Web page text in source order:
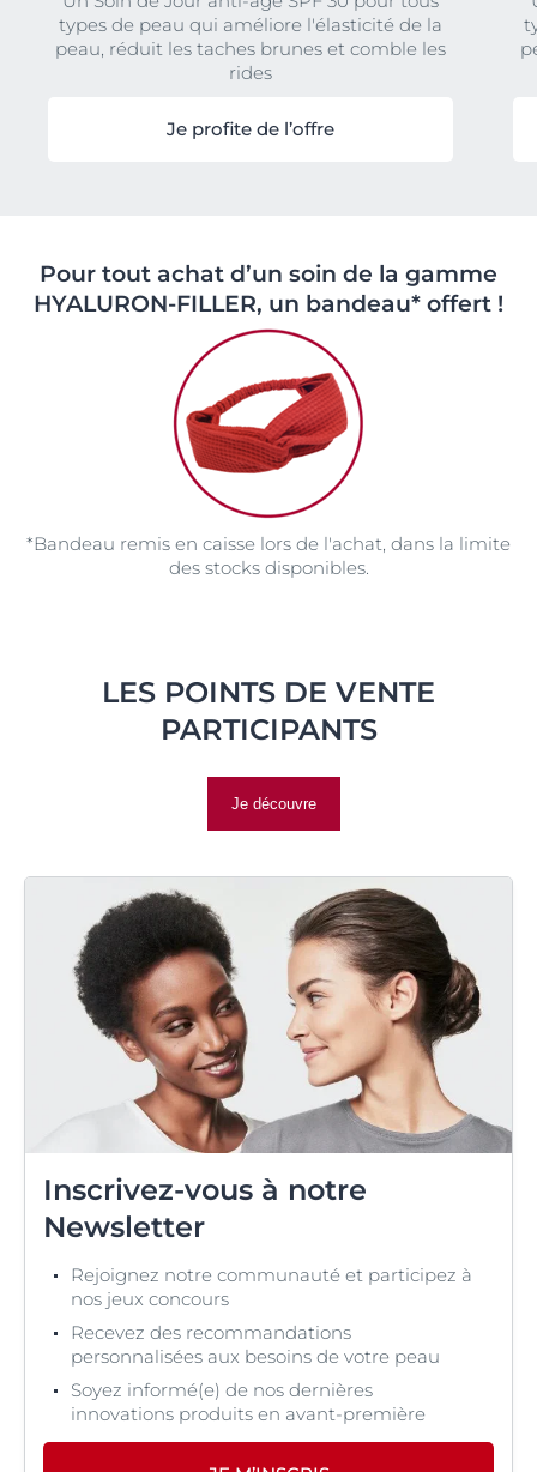
types de peau qui améliore l'élasticité de la
peau, réduit les taches brunes et comble les
rides
Je profite de l’offre
Pour tout achat d’un soin de la gamme
HYALURON-FILLER, un bandeau* offert !
*Bandeau remis en caisse lors de l'achat, dans la limite
des stocks disponibles.
LES POINTS DE VENTE
PARTICIPANTS
Je découvre
Inscrivez-vous à notre
Newsletter
Rejoignez notre communauté et participez à
nos jeux concours
Recevez des recommandations
personnalisées aux besoins de votre peau
Soyez informé(e) de nos dernières
innovations produits en avant-première